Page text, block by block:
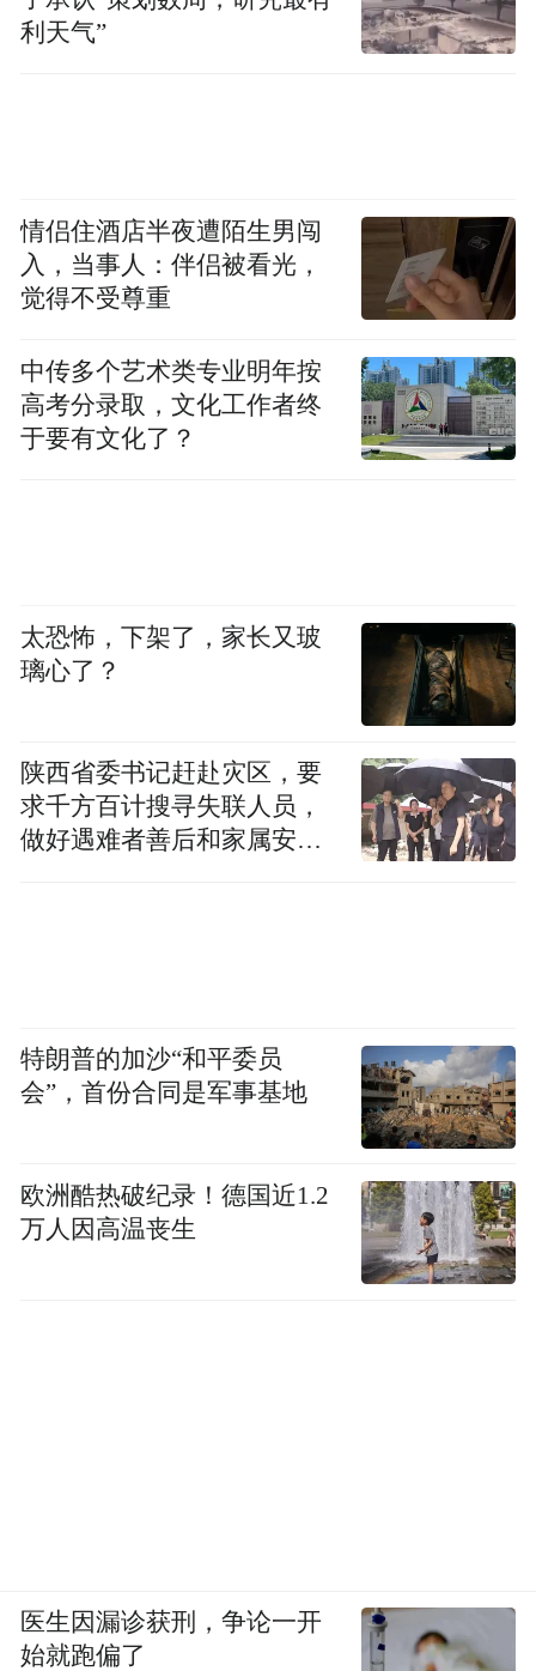
利天气”
情侣住酒店半夜遭陌生男闯
入，当事人：伴侣被看光，
觉得不受尊重
中传多个艺术类专业明年按
高考分录取，文化工作者终
于要有文化了？
太恐怖，下架了，家长又玻
璃心了？
陕西省委书记赶赴灾区，要
求千方百计搜寻失联人员，
做好遇难者善后和家属安抚
特朗普的加沙“和平委员
会”，首份合同是军事基地
欧洲酷热破纪录！德国近1.2
万人因高温丧生
医生因漏诊获刑，争论一开
始就跑偏了